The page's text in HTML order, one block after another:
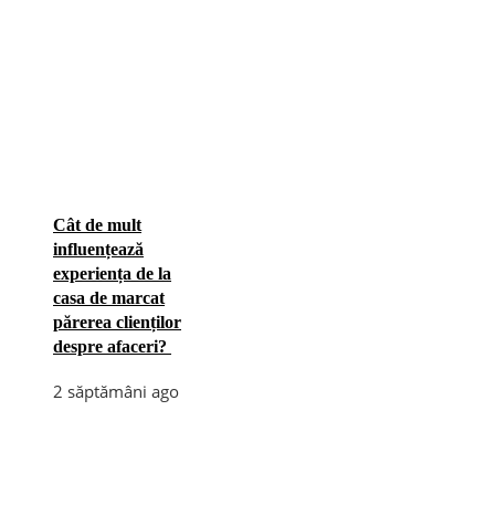
Cât de mult
influențează
experiența de la
casa de marcat
părerea clienților
despre afaceri?
2 săptămâni ago